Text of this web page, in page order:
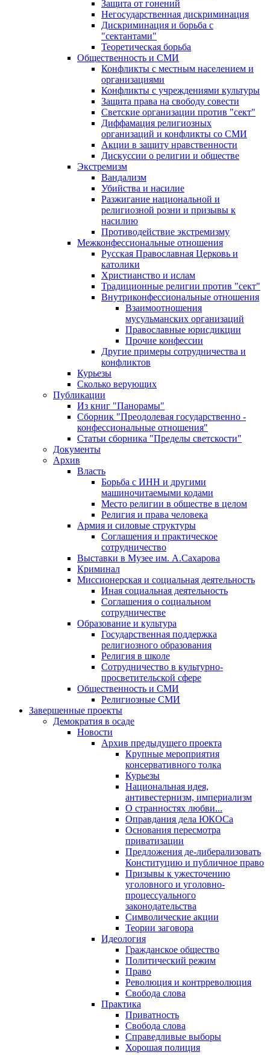
Защита от гонений
Негосударственная дискриминация
Дискриминация и борьба с
"сектантами"
Теоретическая борьба
Общественность и СМИ
Конфликты с местным населением и
организациями
Конфликты с учреждениями культуры
Защита права на свободу совести
Светские организации против "сект"
Диффамация религиозных
организаций и конфликты со СМИ
Акции в защиту нравственности
Дискуссии о религии и обществе
Экстремизм
Вандализм
Убийства и насилие
Разжигание национальной и
религиозной розни и призывы к
насилию
Противодействие экстремизму
Межконфессиональные отношения
Русская Православная Церковь и
католики
Христианство и ислам
Традиционные религии против "сект"
Внутриконфессиональные отношения
Взаимоотношения
мусульманских организаций
Православные юрисдикции
Прочие конфессии
Другие примеры сотрудничества и
конфликтов
Курьезы
Сколько верующих
Публикации
Из книг "Панорамы"
Сборник "Преодолевая государственно -
конфессиональные отношения"
Статьи сборника "Пределы светскости"
Документы
Архив
Власть
Борьба с ИНН и другими
машиночитаемыми кодами
Место религии в обществе в целом
Религия и права человека
Армия и силовые структуры
Соглашения и практическое
сотрудничество
Выставки в Музее им. А.Сахарова
Криминал
Миссионерская и социальная деятельность
Иная социальная деятельность
Соглашения о социальном
сотрудничестве
Образование и культура
Государственная поддержка
религиозного образования
Религия в школе
Сотрудничество в культурно-
просветительской сфере
Общественность и СМИ
Религиозные СМИ
Завершенные проекты
Демократия в осаде
Новости
Архив предыдущего проекта
Крупные мероприятия
консервативного толка
Курьезы
Национальная идея,
антивестернизм, империализм
О странностях любви...
Оправдания дела ЮКОСа
Основания пересмотра
приватизации
Предложения де-либерализовать
Конституцию и публичное право
Призывы к ужесточению
уголовного и уголовно-
процессуального
законодательства
Символические акции
Теории заговора
Идеология
Гражданское общество
Политический режим
Право
Революция и контрреволюция
Свобода слова
Практика
Приватность
Свобода слова
Справедливые выборы
Хорошая полиция